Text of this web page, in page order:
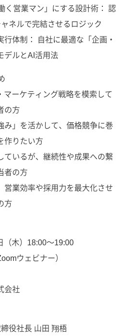
く営業マン」にする設計術： 認
ネルで完結させるロジック
行体制： 自社に最適な「企画・
デルとAI活用法
マーケティング戦略を模索して
の方
み」を活かして、価格競争に巻
作りたい方
ているが、継続性や成果への繋
者の方
営業効率や採用力を最大化させ
方
（木）18:00〜19:00
ウェビナー）
会社
役社長 山田 翔梧